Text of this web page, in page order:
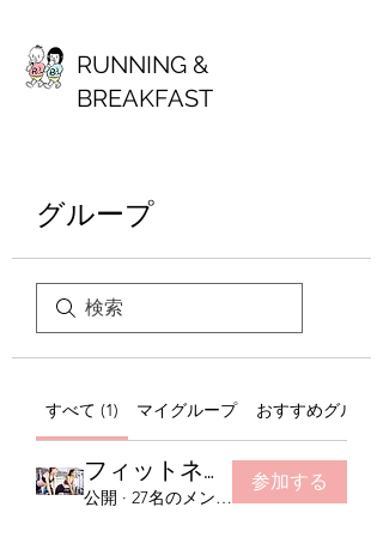
RUNNING &
BREAKFAST
グループ
すべて (1) マイグループ おすすめグループ
フィットネスグループ
公開 · 27名のメンバー
参加する